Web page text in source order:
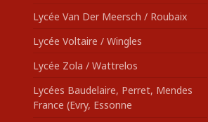
Lycée Van Der Meersch / Roubaix
Lycée Voltaire / Wingles
Lycée Zola / Wattrelos
Lycées Baudelaire, Perret, Mendes
France (Evry, Essonne